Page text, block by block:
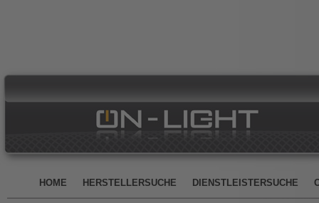
HOME HERSTELLERSUCHE DIENSTLEISTERSUCHE